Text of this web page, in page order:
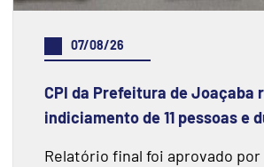
07/08/26
CPI da Prefeitura de Joaçaba
indiciamento de 11 pessoas e
Relatório final foi aprovado por